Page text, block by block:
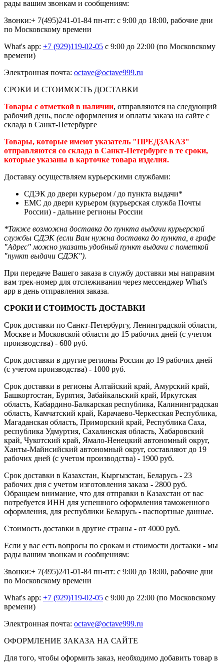
рады вашим звонкам и сообщениям:
Звонки:+ 7(495)241-01-84 пн-пт: с 9:00 до 18:00, рабочие дни
по Московскому времени
What's app: +7 (929)119-02-05 с 9:00 до 22:00 (по Московскому
времени)
Электронная почта: octave@octave999.ru
СРОКИ И СТОИМОСТЬ ДОСТАВКИ
Товары с отметкой в наличии, отправляются на следующий
рабочий день, после оформления и оплаты заказа на сайте с
склада в Санкт-Петербурге
Товары, которые имеют указатель "ПРЕДЗАКАЗ"
отправляются со склада в Санкт-Петербурге в те сроки,
которые указаны в карточке товара изделия.
Доставку осуществляем курьерскими службами:
СДЭК до двери курьером / до пункта выдачи*
ЕМС до двери курьером (курьерская служба Почты
России) - дальние регионы России
*Также возможна доставка до пункта выдачи курьерской
службы СДЭК (если Вам нужна доставка до пункта, в графе
"Адрес" можно указать удобный пункт выдачи с пометкой
"пункт выдачи СДЭК").
При передаче Вашего заказа в службу доставки мы направим
вам трек-номер для отслеживания через мессенджер What's
app в день отправления заказа.
СРОКИ И СТОИМОСТЬ ДОСТАВКИ
Срок доставки по Санкт-Петербургу, Ленинградской области,
Москве и Московской области до 15 рабочих дней (с учетом
производства) - 680 руб.
Срок доставки в другие регионы России до 19 рабочих дней
(с учетом производства) - 1000 руб.
Срок доставки в регионы Алтайский край, Амурский край,
Башкортостан, Бурятия, Забайкальский край, Иркутская
область, Кабардино-Балкарская республика, Калининградская
область, Камчатский край, Карачаево-Черкесская Республика,
Магаданская область, Приморский край, Республика Саха,
республика Удмуртия, Сахалинская область, Хабаровский
край, Чукотский край, Ямало-Ненецкий автономный округ,
Ханты-Майнсийский автономный округ, составляют до 19
рабочих дней (с учетом производства) - 1900 руб.
Срок доставки в Казахстан, Кыргызстан, Беларусь - 23
рабочих дня с учетом изготовления заказа - 2800 руб.
Обращаем внимание, что для отправки в Казахстан от вас
потребуется ИНН для успешного оформления таможенного
оформления, для республики Беларусь - паспортные данные.
Стоимость доставки в другие страны - от 4000 руб.
Если у вас есть вопросы по срокам и стоимости достааки - мы
рады вашим звонкам и сообщениям:
Звонки:+ 7(495)241-01-84 пн-пт: с 9:00 до 18:00, рабочие дни
по Московскому времени
What's app: +7 (929)119-02-05 с 9:00 до 22:00 (по Московскому
времени)
Электронная почта: octave@octave999.ru
ОФОРМЛЕНИЕ ЗАКАЗА НА САЙТЕ
Для того, чтобы оформить заказ, необходимо добавить товар в